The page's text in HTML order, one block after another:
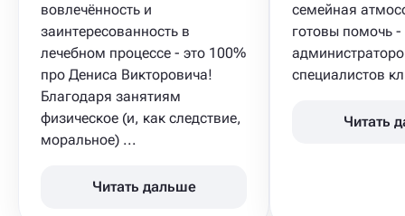
вовлечённость и
заинтересованность в
лечебном процессе - это 100%
про Дениса Викторовича!
Благодаря занятиям
физическое (и, как следствие,
моральное) ...
Читать дальше
семейная
готовы помочь -
специалистов
Читать